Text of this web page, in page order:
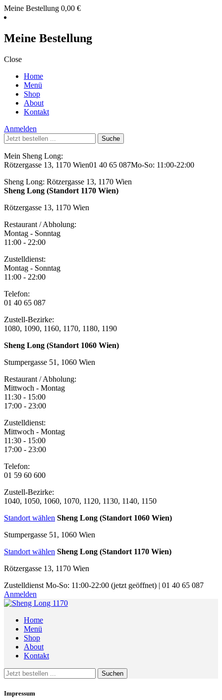
Meine Bestellung 0,00 €
Meine Bestellung
Close
Home
Menü
Shop
About
Kontakt
Anmelden
Suche
nach:
Mein Sheng Long:
Rötzergasse 13, 1170 Wien01 40 65 087Mo-So: 11:00-22:00
Sheng Long: Rötzergasse 13, 1170 Wien
Sheng Long (Standort 1170 Wien)
Rötzergasse 13, 1170 Wien
Restaurant / Abholung:
Montag - Sonntag
11:00 - 22:00
Zustelldienst:
Montag - Sonntag
11:00 - 22:00
Telefon:
01 40 65 087
Zustell-Bezirke:
1080, 1090, 1160, 1170, 1180, 1190
Sheng Long (Standort 1060 Wien)
Stumpergasse 51, 1060 Wien
Restaurant / Abholung:
Mittwoch - Montag
11:30 - 15:00
17:00 - 23:00
Zustelldienst:
Mittwoch - Montag
11:30 - 15:00
17:00 - 23:00
Telefon:
01 59 60 600
Zustell-Bezirke:
1040, 1050, 1060, 1070, 1120, 1130, 1140, 1150
Standort wählen Sheng Long (Standort 1060 Wien)
Stumpergasse 51, 1060 Wien
Standort wählen Sheng Long (Standort 1170 Wien)
Rötzergasse 13, 1170 Wien
Zustelldienst Mo-So: 11:00-22:00 (jetzt geöffnet) | 01 40 65 087
Anmelden
Home
Menü
Shop
About
Kontakt
Search
for:
Impressum